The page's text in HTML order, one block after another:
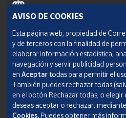
Política de cookies
Aviso legal
Condiciones del servicio
Política de Privacidad Web
Informe de transparencia
AVISO DE COOKIES
Esta página web, propiedad de
y de terceros con la finalidad de
elaborar información estadística,
navegación y servir publicidad
en Aceptar todas para permitir el
También puedes rechazar todas
en el botón Rechazar todas, o
deseas aceptar o rechazar,
Cookies.Puedes obtener más